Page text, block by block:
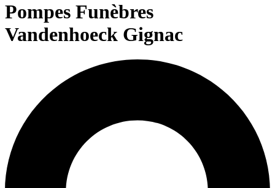
Pompes Funèbres
Vandenhoeck Gignac